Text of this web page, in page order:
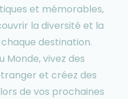
et mémorables,
la diversité et la
destination.
Monde, vivez des
et créez des
de vos prochaines